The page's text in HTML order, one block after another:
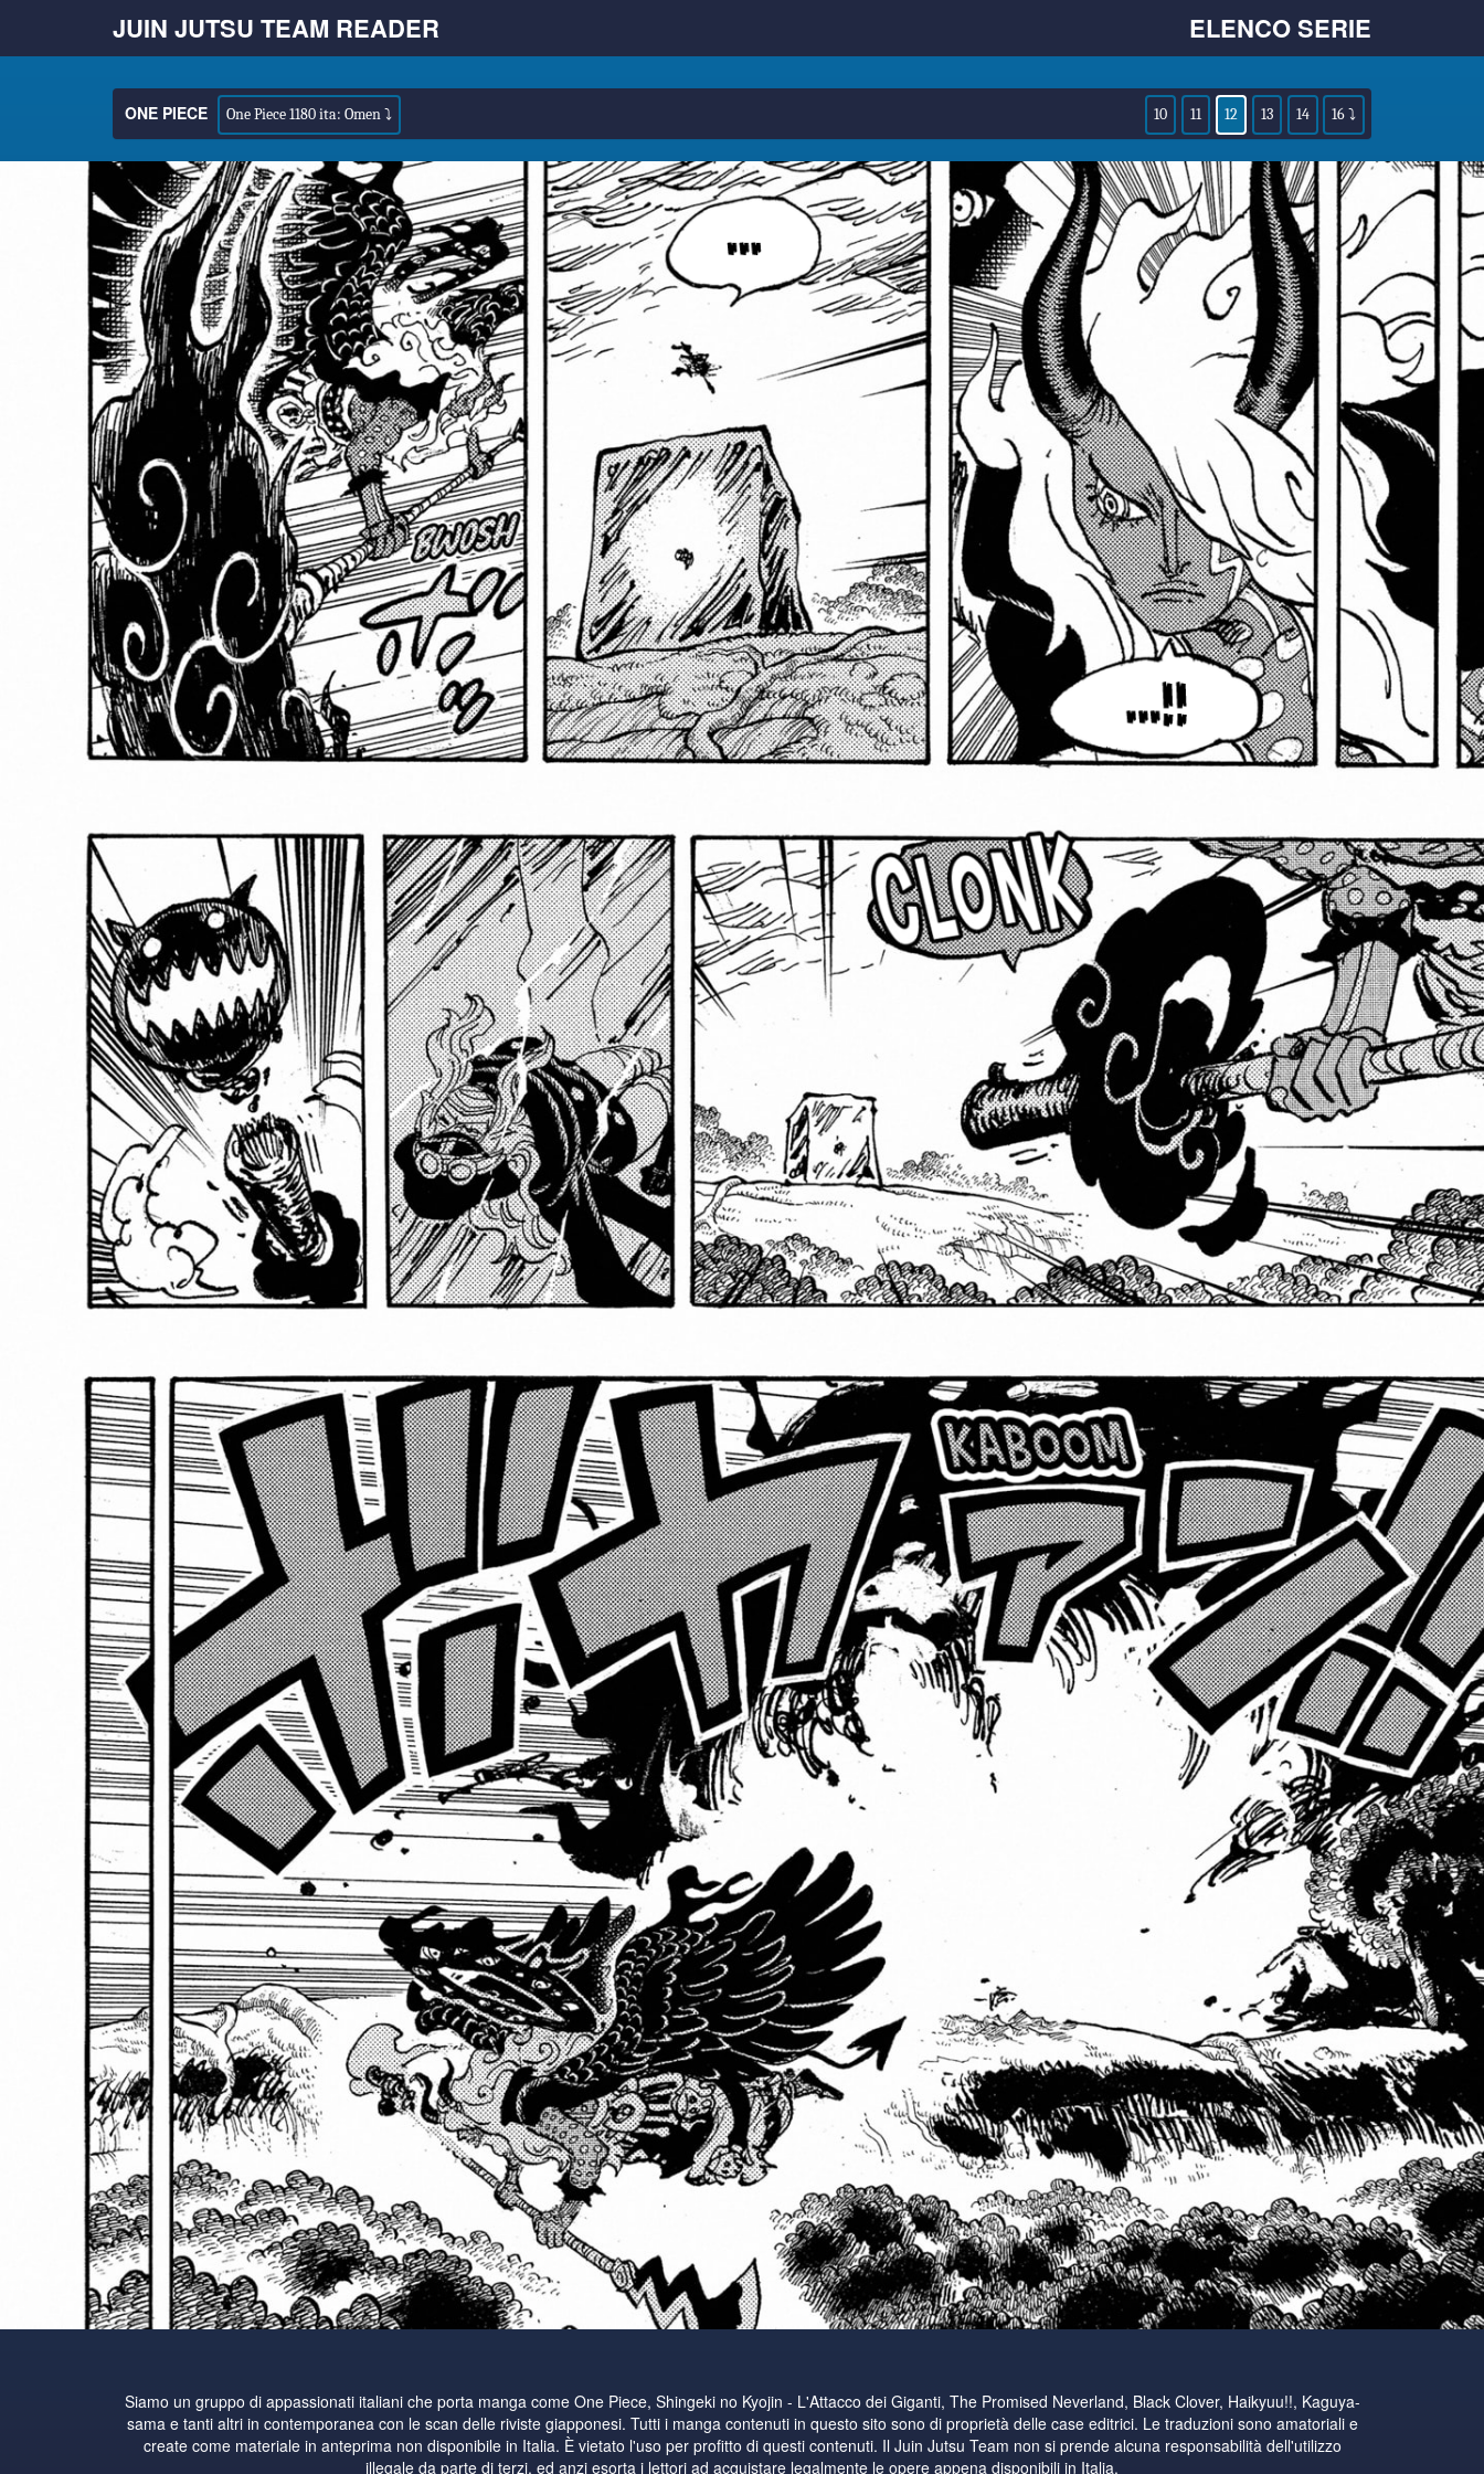
JUIN JUTSU TEAM READER ELENCO SERIE
ONE PIECE One Piece 1180 ita: Omen ⤵ 10 11 12 13 14 16 ⤵
Siamo un gruppo di appassionati italiani che porta manga come One Piece, Shingeki no Kyojin - L'Attacco dei Giganti, The Promised Neverland, Black Clover, Haikyuu!!, Kaguya-
sama e tanti altri in contemporanea con le scan delle riviste giapponesi. Tutti i manga contenuti in questo sito sono di proprietà delle case editrici. Le traduzioni sono amatoriali e
create come materiale in anteprima non disponibile in Italia. È vietato l'uso per profitto di questi contenuti. Il Juin Jutsu Team non si prende alcuna responsabilità dell'utilizzo
illegale da parte di terzi, ed anzi esorta i lettori ad acquistare legalmente le opere appena disponibili in Italia.